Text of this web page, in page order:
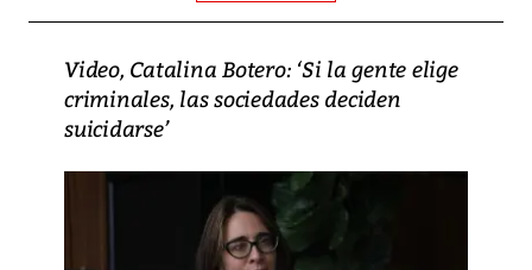
Video, Catalina Botero: ‘Si la gente elige
criminales, las sociedades deciden
suicidarse’